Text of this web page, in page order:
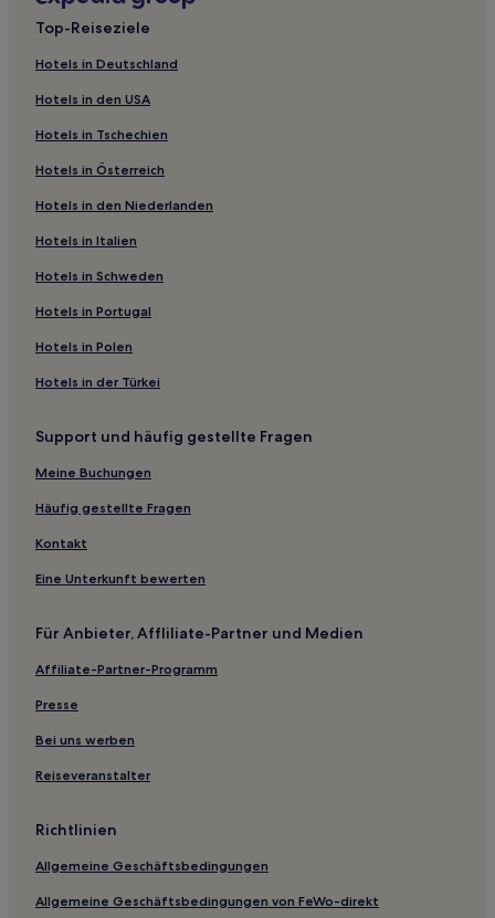
Hotels nahe East Devon Art
Gidleigh Hotels
Hotels nahe Bahnhof Newton Abbot
Exeter Hotels
Hotels nahe Strand von Shaldon
Hotels nahe Fisherman's Cove
Hotels nahe Inner Hope
Torbay: Hotels
Hotels nahe River Dart Country Park
Harberton Hotels
Hotels nahe Erlebnispark Go Ape Haldon
Devon: Hotels
Clyst St Mary Hotels
Kingston Hotels
Hotels nahe National Park Visitor Centre Princetown
Hotels nahe Clapper Bridge
Hotels nahe Hope Cove Beach
Hotels nahe Oddicombe Beach
Dartmouth Hotels
Manaton Hotels
Hotels nahe Yarmer Beach
Hotels nahe Meadfoot Beach
Plympton Hotels
Top-Reiseziele
Hotels in Deutschland
Hotels in den USA
Hotels in Tschechien
Hotels in Österreich
Hotels in den Niederlanden
Hotels in Italien
Hotels in Schweden
Hotels in Portugal
Hotels in Polen
Hotels in der Türkei
Support und häufig gestellte Fragen
Meine Buchungen
Häufig gestellte Fragen
Kontakt
Eine Unterkunft bewerten
Für Anbieter, Affliliate-Partner und Medien
Affiliate-Partner-Programm
Presse
Bei uns werben
Reiseveranstalter
Richtlinien
Allgemeine Geschäftsbedingungen
Allgemeine Geschäftsbedingungen von FeWo-direkt